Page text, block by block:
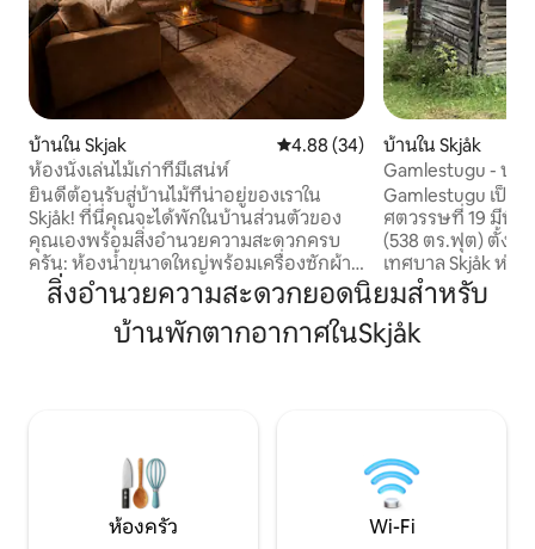
บ้านใน Skjak คะแนนเฉลี่ย 4.88 จาก 5, 34 รีวิว
4.88 (34)
ห้องนั่งเล่นไม้เก่าที่มีเสน่ห์
ยินดีต้อนรับสู่บ้านไม้ที่น่าอยู่ของเราใน
Skjåk! ที่นี่คุณจะได้พักในบ้านส่วนตัวของ
คุณเองพร้อมสิ่งอำนวยความสะดวกครบ
ครัน: ห้องน้ำขนาดใหญ่พร้อมเครื่องซักผ้า
ห้องครัวใหม่ที่มีอุปกรณ์ครบครันพร้อม
เครื่องล้างจาน ห้องนอนพร้อมเตียงคู่ และ
โซฟาเบดในห้องนั่งเล่น - ที่นอนสำหรับ 4
เตียงที่จัดเตรียมไว้แล้ว ผ้าขนหนูสะอาด
และจานชามที่ล้างสะอาดแล้วทั้งหมด - คุณ
แค่ต้องมาพักที่นี่!
บ้านใน Skjåk
Gamlestugu - บ้า
Gamlestugu เป็น
ศตวรรษที่ 19 มีพื้
(538 ตร.ฟุต) ตั้งอ
เทศบาล Skjåk ห่า
บิสมอประมาณ 10 กม.
นั่งเล่น/ห้องครัว 2
โถงทางเดินเล็ก
และอีกห้องมีเตียง
อย่างอบอุ่น!
สิ่งอำนวยความสะดวกยอดนิยมสำหรับ
บ้านพักตากอากาศในSkjåk
ห้องครัว Wi-Fi